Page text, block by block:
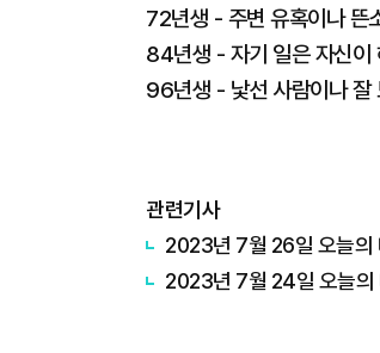
72년생 - 주변 유혹이나 뜬
84년생 - 자기 일은 자신이
96년생 - 낯선 사람이나 잘
관련기사
2023년 7월 26일 오늘의
2023년 7월 24일 오늘의